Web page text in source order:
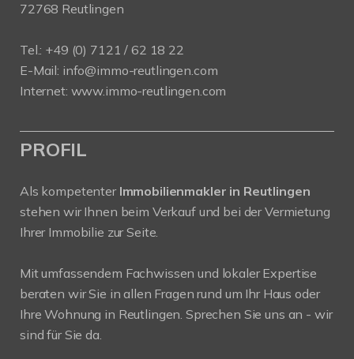
72768 Reutlingen
Tel.: +49 (0) 7121 / 62 18 22
E-Mail: info@immo-reutlingen.com
Internet: www.immo-reutlingen.com
PROFIL
Als kompetenter Immobilienmakler in Reutlingen
stehen wir Ihnen beim Verkauf und bei der Vermietung
Ihrer Immobilie zur Seite.
Mit umfassendem Fachwissen und lokaler Expertise
beraten wir Sie in allen Fragen rund um Ihr Haus oder
Ihre Wohnung in Reutlingen. Sprechen Sie uns an - wir
sind für Sie da.